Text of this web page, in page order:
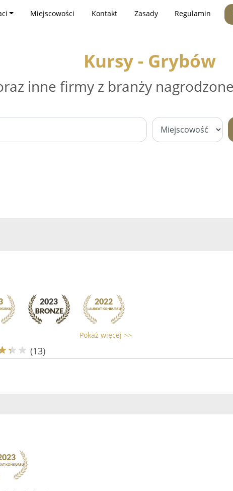
Miejscowości Kontakt Zasady Regulamin
Kursy - Grybów
inne firmy z branży
Pokaż więcej >>
(13)